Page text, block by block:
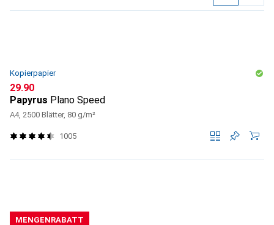
Kopierpapier
CHF
29.90
Papyrus Plano Speed
A4, 2500 Blätter, 80 g/m²
1005
MENGENRABATT